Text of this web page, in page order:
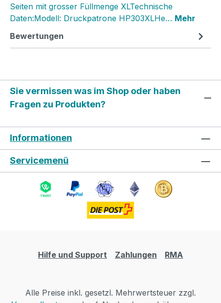
Seiten mit grosser Füllmenge XLTechnische
Daten:Modell: Druckpatrone HP303XLHe… Mehr
Bewertungen
Sie vermissen was im Shop oder haben
Fragen zu Produkten?
Informationen
Servicemenü
Hilfe und Support Zahlungen RMA
Alle Preise inkl. gesetzl. Mehrwertsteuer zzgl.